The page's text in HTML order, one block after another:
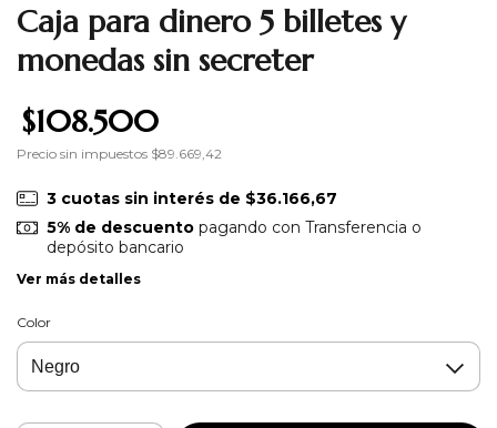
Caja para dinero 5 billetes y
monedas sin secreter
$108.500
Precio sin impuestos $89.669,42
3 cuotas sin interés de $36.166,67
5% de descuentopagando con Transferencia o
depósito bancario
Ver más detalles
Color